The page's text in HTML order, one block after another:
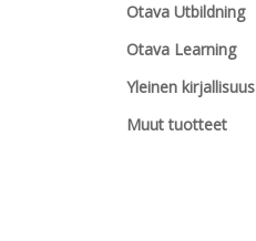
Otava Utbildning
Otava Learning
Yleinen kirjallisuus
Muut tuotteet